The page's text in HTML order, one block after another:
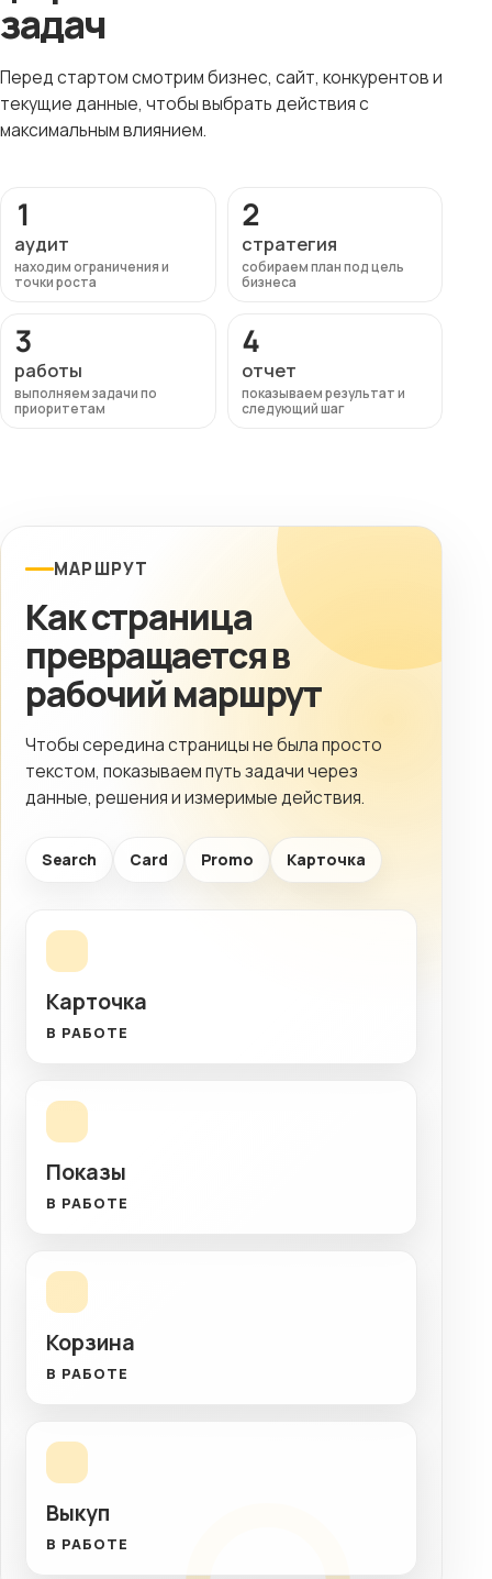
задач
Перед стартом смотрим бизнес, сайт, конкурентов и
текущие данные, чтобы выбрать действия с
максимальным влиянием.
1
аудит
находим ограничения и
точки роста
2
стратегия
собираем план под цель
бизнеса
3
работы
выполняем задачи по
приоритетам
4
отчет
показываем результат и
следующий шаг
МАРШРУТ
Как страница
превращается в
рабочий маршрут
Чтобы середина страницы не была просто
текстом, показываем путь задачи через
данные, решения и измеримые действия.
Search Card Promo Карточка
Карточка
В РАБОТЕ
Показы
В РАБОТЕ
Корзина
В РАБОТЕ
Выкуп
В РАБОТЕ